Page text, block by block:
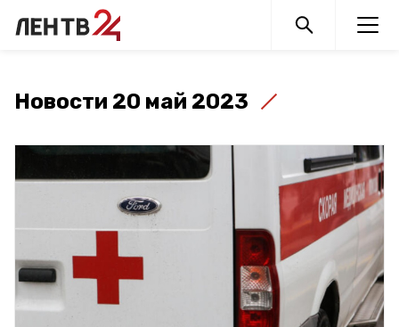
Новости 20 май 2023